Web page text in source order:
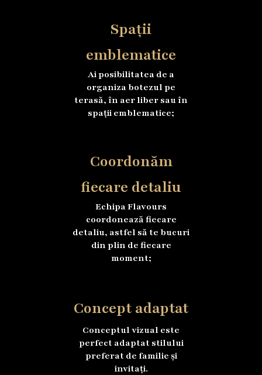
Spații
emblematice
Ai posibilitatea de a
organiza botezul pe
terasă, în aer liber sau în
spații emblematice;
Coordonăm
fiecare detaliu
Echipa Flavours
coordonează fiecare
detaliu, astfel să te bucuri
din plin de fiecare
moment;
Concept adaptat
Conceptul vizual este
perfect adaptat stilului
preferat de familie și
invitați.